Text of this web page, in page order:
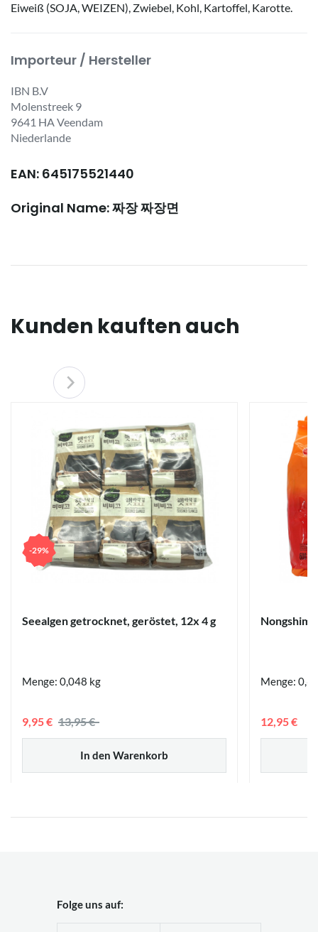
Eiweiß (SOJA, WEIZEN), Zwiebel, Kohl, Kartoffel, Karotte.
Importeur / Hersteller
IBN B.V
Molenstreek 9
9641 HA Veendam
Niederlande
EAN: 645175521440
Original Name: 짜장 짜장면
Kunden kauften auch
-29%
Seealgen getrocknet, geröstet, 12x 4 g
Menge: 0,048 kg
In den Warenkorb
9,95 € 13,95 €
Nongshim
Menge: 0,6
12,95 €
Folge uns auf: